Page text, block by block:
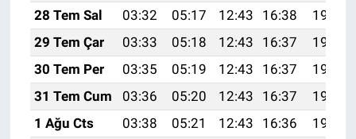
28 Tem Sal
03:32 05:17 12:43 16:38
19:58
29 Tem Çar
03:33 05:18 12:43 16:37
19:57
30 Tem Per
03:35 05:19 12:43 16:37
19:56
31 Tem Cum
03:36 05:20 12:43 16:37
19:55
1 Ağu Cts
03:38 05:21 12:43 16:36
19:54